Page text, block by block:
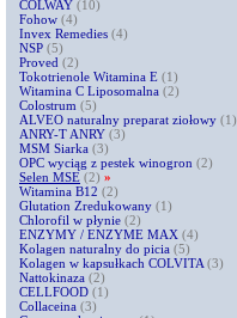
COLWAY (10)
Fohow (4)
Invex Remedies (4)
NSP (5)
Proved (2)
Tokotrienole Witamina E (1)
Witamina C Liposomalna (2)
Colostrum (5)
ALVEO naturalny preparat ziołowy (1)
ANRY-T ANRY (3)
MSM Siarka (3)
OPC wyciąg z pestek winogron (2)
Selen MSE (2) »
Witamina B12 (2)
Glutation Zredukowany (1)
Chlorofil w płynie (2)
ENZYMY / ENZYME MAX (4)
Kolagen naturalny do picia (5)
Kolagen w kapsułkach COLVITA (3)
Nattokinaza (2)
CELLFOOD (1)
Collaceina (3)